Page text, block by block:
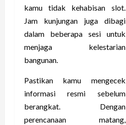
kamu tidak kehabisan slot.
Jam kunjungan juga dibagi
dalam beberapa sesi untuk
menjaga kelestarian
bangunan.
Pastikan kamu mengecek
informasi resmi sebelum
berangkat. Dengan
perencanaan matang,